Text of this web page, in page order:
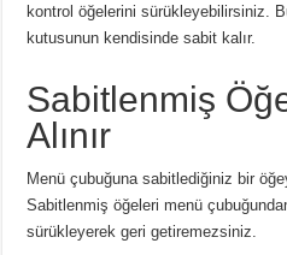
kontrol öğelerini sürükleyebilirsiniz.
kutusunun kendisinde sabit kalır.
Sabitlenmiş
Alınır
Menü çubuğuna sabitlediğiniz bir
Sabitlenmiş öğeleri menü
sürükleyerek geri getiremezsiniz.